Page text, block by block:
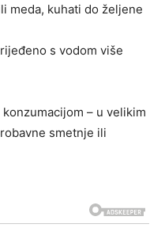
meda, kuhati do željene
s vodom više
– u velikim
smetnje ili